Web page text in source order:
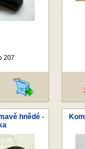
207
hnědé -